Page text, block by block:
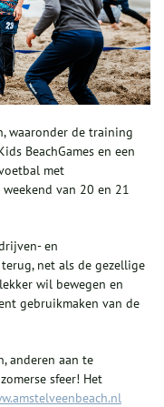
waaronder de training
BeachGames en een
met
van 20 en 21
en
net als de gezellige
wil bewegen en
gebruikmaken van de
anderen aan te
sfeer! Het